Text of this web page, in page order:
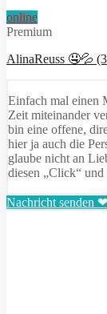
online
Premium
AlinaReuss 🤤💦
Einfach mal einen
Zeit miteinander
bin eine offene,
hier ja auch die
glaube nicht an
diesen „Click“
Nachricht senden ❤